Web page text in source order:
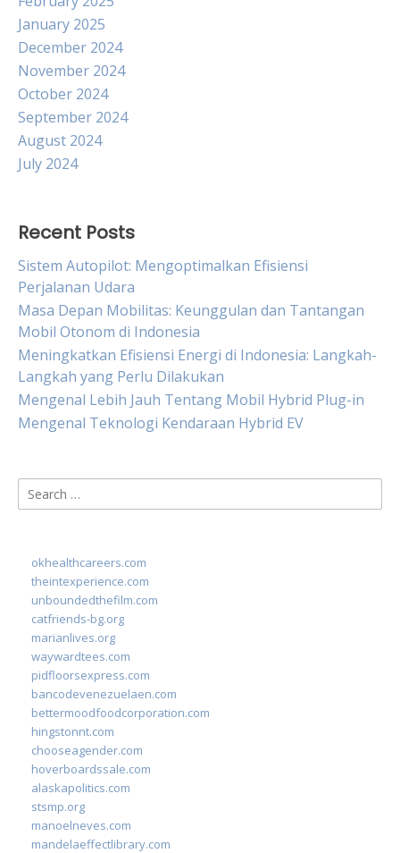
January 2025
December 2024
November 2024
October 2024
September 2024
August 2024
July 2024
Recent Posts
Sistem Autopilot: Mengoptimalkan Efisiensi
Perjalanan Udara
Masa Depan Mobilitas: Keunggulan dan Tantangan
Mobil Otonom di Indonesia
Meningkatkan Efisiensi Energi di Indonesia: Langkah-
Langkah yang Perlu Dilakukan
Mengenal Lebih Jauh Tentang Mobil Hybrid Plug-in
Mengenal Teknologi Kendaraan Hybrid EV
Search
for:
okhealthcareers.com
theintexperience.com
unboundedthefilm.com
catfriends-bg.org
marianlives.org
waywardtees.com
pidfloorsexpress.com
bancodevenezuelaen.com
bettermoodfoodcorporation.com
hingstonnt.com
chooseagender.com
hoverboardssale.com
alaskapolitics.com
stsmp.org
manoelneves.com
mandelaeffectlibrary.com